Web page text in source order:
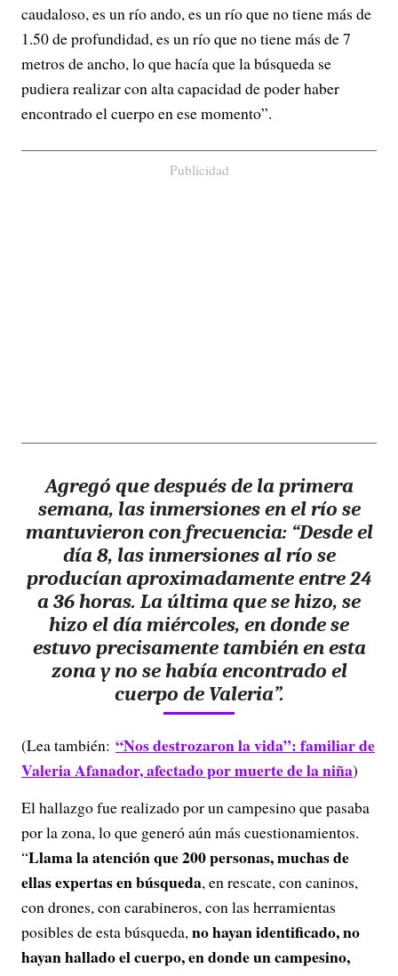
caudaloso, es un río ando, es un río que no tiene más de
1.50 de profundidad, es un río que no tiene más de 7
metros de ancho, lo que hacía que la búsqueda se
pudiera realizar con alta capacidad de poder haber
encontrado el cuerpo en ese momento”.
Publicidad
Agregó que después de la primera
semana, las inmersiones en el río se
mantuvieron con frecuencia: “Desde el
día 8, las inmersiones al río se
producían aproximadamente entre 24
a 36 horas. La última que se hizo, se
hizo el día miércoles, en donde se
estuvo precisamente también en esta
zona y no se había encontrado el
cuerpo de Valeria”.
(Lea también: “Nos destrozaron la vida”: familiar de
Valeria Afanador, afectado por muerte de la niña)
El hallazgo fue realizado por un campesino que pasaba
por la zona, lo que generó aún más cuestionamientos.
“Llama la atención que 200 personas, muchas de
ellas expertas en búsqueda, en rescate, con caninos,
con drones, con carabineros, con las herramientas
posibles de esta búsqueda,no hayan identificado, no
hayan hallado el cuerpo, en donde un campesino,